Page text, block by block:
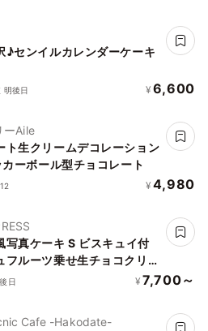
♪センイルカレンダーケーキ
明後日 ¥ 6,600
ーAile
ト生クリームデコレーション
ーボール型チョコレート
¥ 4,980
写真ケーキ S ビスキュイ付
フルーツ乗せ生チョコクリー
ケーキ 21×14cm choco-
日 ¥ 7,700～
Cafe -Hakodate-